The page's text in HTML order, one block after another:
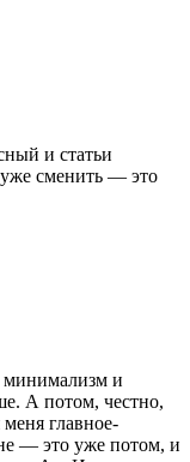
и статьи
сменить — это
минимализм и
А потом, честно,
меня главное-
— это уже потом, и